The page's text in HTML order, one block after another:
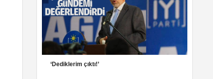
‘Dediklerim çıktı!’